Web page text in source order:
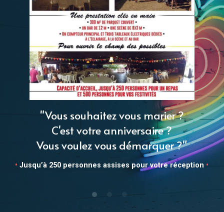
"Vous souhaitez vous marier ?
C'est votre anniversaire ?
Vous voulez vous démarquer ?"
• Jusqu’à 250 personnes assises pour votre réception •